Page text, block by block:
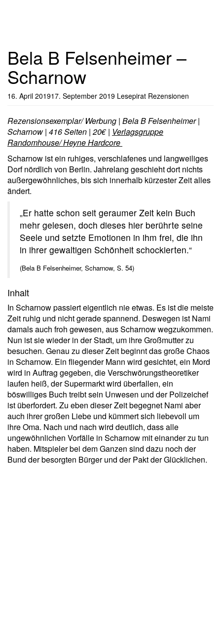
Bela B Felsenheimer –
Scharnow
16. April 201917. September 2019 Lesepirat Rezensionen
Rezensionsexemplar/ Werbung | Bela B Felsenheimer |
Scharnow | 416 Seiten | 20€ | Verlagsgruppe
Randomhouse/ Heyne Hardcore
Scharnow ist ein ruhiges, verschlafenes und langweiliges
Dorf nördlich von Berlin. Jahrelang geschieht dort nichts
außergewöhnliches, bis sich innerhalb kürzester Zeit alles
ändert.
„Er hatte schon seit geraumer Zeit kein Buch
mehr gelesen, doch dieses hier berührte seine
Seele und setzte Emotionen in ihm frei, die ihn
in ihrer gewaltigen Schönheit schockierten.“
(Bela B Felsenheimer, Scharnow, S. 54)
Inhalt
In Scharnow passiert eigentlich nie etwas. Es ist die meiste
Zeit ruhig und nicht gerade spannend. Deswegen ist Nami
damals auch froh gewesen, aus Scharnow wegzukommen.
Nun ist sie wieder in der Stadt, um ihre Großmutter zu
besuchen. Genau zu dieser Zeit beginnt das große Chaos
in Scharnow. Ein fliegender Mann wird gesichtet, ein Mord
wird in Auftrag gegeben, die Verschwörungstheoretiker
laufen heiß, der Supermarkt wird überfallen, ein
böswilliges Buch treibt sein Unwesen und der Polizeichef
ist überfordert. Zu eben dieser Zeit begegnet Nami aber
auch ihrer großen Liebe und kümmert sich liebevoll um
ihre Oma. Nach und nach wird deutlich, dass alle
ungewöhnlichen Vorfälle in Scharnow mit einander zu tun
haben. Mitspieler bei dem Ganzen sind dazu noch der
Bund der besorgten Bürger und der Pakt der Glücklichen.